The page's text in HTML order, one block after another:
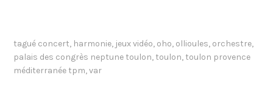
tagué concert, harmonie, jeux vidéo, oho, ollioules, orchestre,
palais des congrès neptune toulon, toulon, toulon provence
méditerranée tpm,var